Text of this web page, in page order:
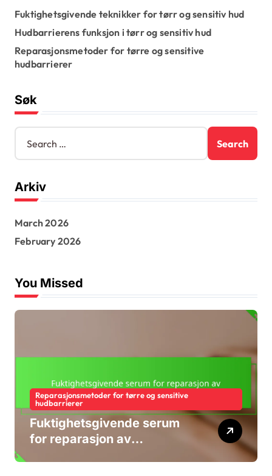
Fuktighetsgivende teknikker for tørr og sensitiv hud
Hudbarrierens funksjon i tørr og sensitiv hud
Reparasjonsmetoder for tørre og sensitive
hudbarrierer
Søk
S
a
c
h
o
r
Arkiv
March 2026
February 2026
You Missed
Reparasjonsmetoder for tørre og sensitive
hudbarrierer
Fuktighetsgivende serum
for reparasjon av